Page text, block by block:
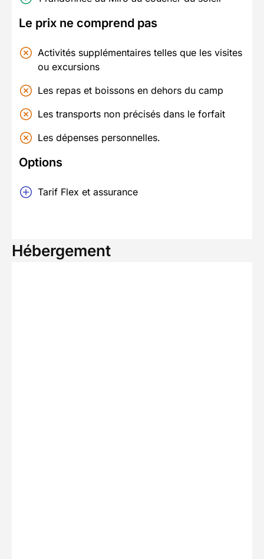
Le prix ne comprend pas
Activités supplémentaires telles que les visites
ou excursions
Les repas et boissons en dehors du camp
Les transports non précisés dans le forfait
Les dépenses personnelles.
Options
Tarif Flex et assurance
Hébergement